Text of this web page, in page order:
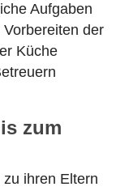
Aufgaben
der
Küche
zum
ihren Eltern